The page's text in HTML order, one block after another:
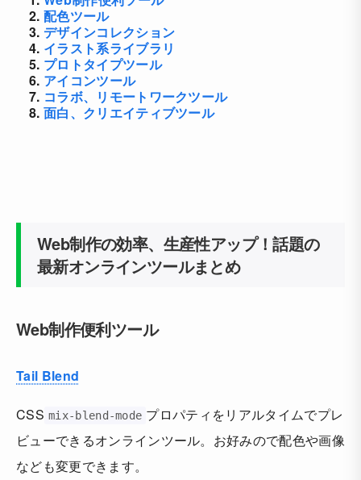
2. 配色ツール
3. デザインコレクション
4. イラスト系ライブラリ
5. プロトタイプツール
6. アイコンツール
7. コラボ、リモートワークツール
8. 面白、クリエイティブツール
Web制作の効率、生産性アップ！話題の
最新オンラインツールまとめ
Web制作便利ツール
Tail Blend
CSS mix-blend-mode プロパティをリアルタイムでプレ
ビューできるオンラインツール。お好みので配色や画像
なども変更できます。